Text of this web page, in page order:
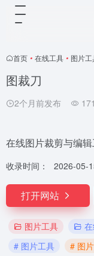
首页 • 在线工具 • 图片工
图裁刀
2个月前发布 171
在线图片裁剪与编
收录时间： 2026-05-
打开网站
图片工具
# 图片工具
# 图